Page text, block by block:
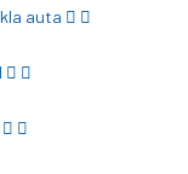
auta